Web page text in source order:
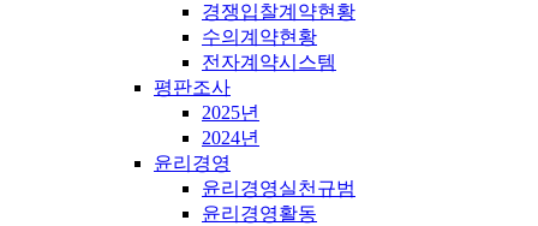
경쟁입찰계약현황
수의계약현황
전자계약시스템
평판조사
2025년
2024년
윤리경영
윤리경영실천규범
윤리경영활동